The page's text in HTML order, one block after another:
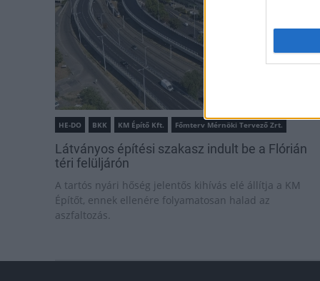
HE-DO BKK KM Építő Kft. Főmterv Mérnöki Tervező Zrt.
Látványos építési szakasz indult be a Flórián
téri felüljárón
A tartós nyári hőség jelentős kihívás elé állítja a KM
Építőt, ennek ellenére folyamatosan halad az
aszfaltozás.